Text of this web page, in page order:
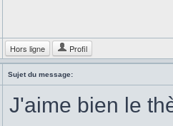
Hors ligne Profil
Sujet du message:
J'aime bien le